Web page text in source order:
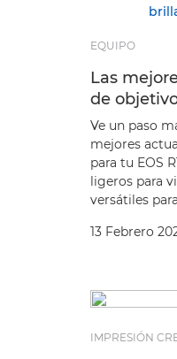
EQUIPO
Las
de
Ve un paso
mejores
para tu EOS
ligeros para
versátiles
13 Febrero
IMPRESIÓN